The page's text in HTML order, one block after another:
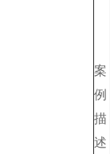
案
例
描
述